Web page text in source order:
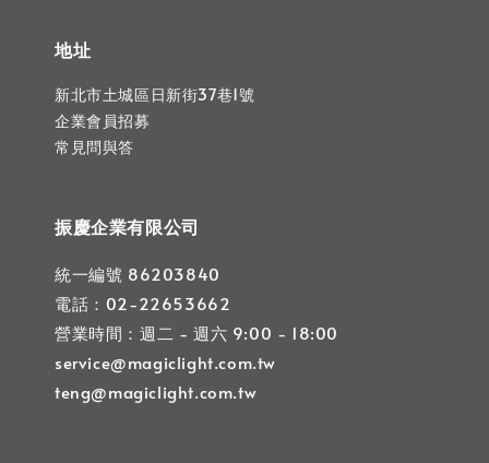
地址
新北市土城區日新街37巷1號
企業會員招募
常見問與答
振慶企業有限公司
統一編號 86203840
電話：02-22653662
營業時間：週二 - 週六 9:00 - 18:00
service@magiclight.com.tw
teng@magiclight.com.tw